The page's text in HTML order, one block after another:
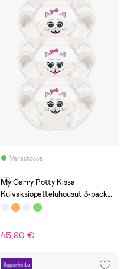
Varastossa
(10)
My Carry Potty Kissa
Kuivaksiopetteluhousut 3-pack,
Valkoinen
45,90 €
Superhinta